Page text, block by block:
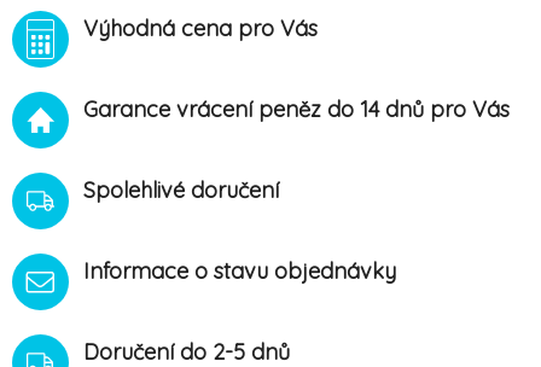
odstředěného mléka,
syrovátky, rostlinného oleje
a hydrolyzovaného
91 % mléčných složek a
tuku,poměr tuku (24 %) a
napodobuje
skutečné složení ovčího
mléka s d
praktikovat dřívější přechod
Výhodná cena pro Vás
Garance vrácení peněz do 14 dnů pro Vás
Spolehlivé doručení
Informace o stavu objednávky
Doručení do 2-5 dnů